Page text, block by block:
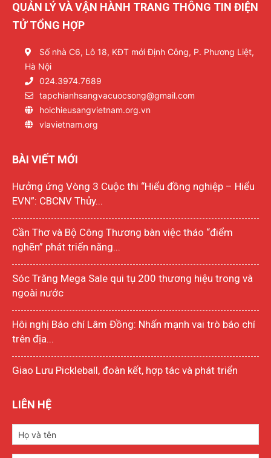
QUẢN LÝ VÀ VẬN HÀNH TRANG THÔNG TIN ĐIỆN
TỬ TỔNG HỢP
Số nhà C6, Lô 18, KĐT mới Định Công, P. Phương Liệt,
Hà Nội
024.3974.7689
tapchianhsangvacuocsong@gmail.com
hoichieusangvietnam.org.vn
vlavietnam.org
BÀI VIẾT MỚI
Hưởng ứng Vòng 3 Cuộc thi “Hiểu đồng nghiệp – Hiểu
EVN”: CBCNV Thủy...
Cần Thơ và Bộ Công Thương bàn việc tháo “điểm
nghẽn” phát triển năng...
Sóc Trăng Mega Sale qui tụ 200 thương hiệu trong và
ngoài nước
Hôi nghị Báo chí Lâm Đồng: Nhấn mạnh vai trò báo chí
trên địa...
Giao Lưu Pickleball, đoàn kết, hợp tác và phát triển
LIÊN HỆ